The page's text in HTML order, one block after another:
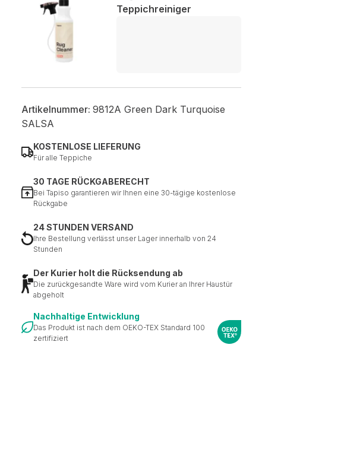
Teppichreiniger
Artikelnummer: 9812A Green Dark Turquoise
SALSA
KOSTENLOSE LIEFERUNG
Für alle Teppiche
30 TAGE RÜCKGABERECHT
Bei Tapiso garantieren wir Ihnen eine 30-tägige kostenlose
Rückgabe
24 STUNDEN VERSAND
Ihre Bestellung verlässt unser Lager innerhalb von 24
Stunden
Der Kurier holt die Rücksendung ab
Die zurückgesandte Ware wird vom Kurier an Ihrer Haustür
abgeholt
Nachhaltige Entwicklung
Das Produkt ist nach dem OEKO-TEX Standard 100
zertifiziert